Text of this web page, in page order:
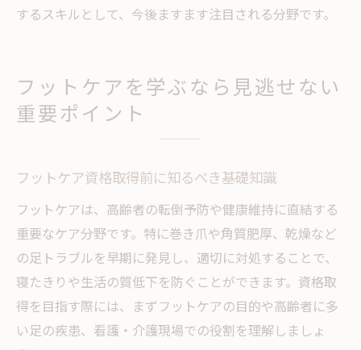
するスキルとして、今後ますます注目される分野です。
フットケアを学ぶなら見逃せない
重要ポイント
フットケア資格取得前に知るべき基礎知識
フットケアは、高齢者の転倒予防や健康維持に直結する
重要なケア分野です。特に巻き爪や角質肥厚、乾燥など
の足トラブルを早期に発見し、適切に対処することで、
寝たきりや生活の質低下を防ぐことができます。資格取
得を目指す際には、まずフットケアの目的や高齢者に多
い足の疾患、看護・介護現場での役割を理解しましょ